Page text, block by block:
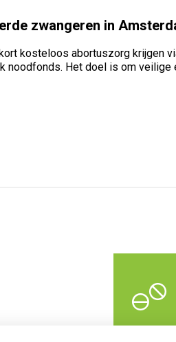
zwangeren in
kosteloos abortuszorg krijgen
Het doel is om